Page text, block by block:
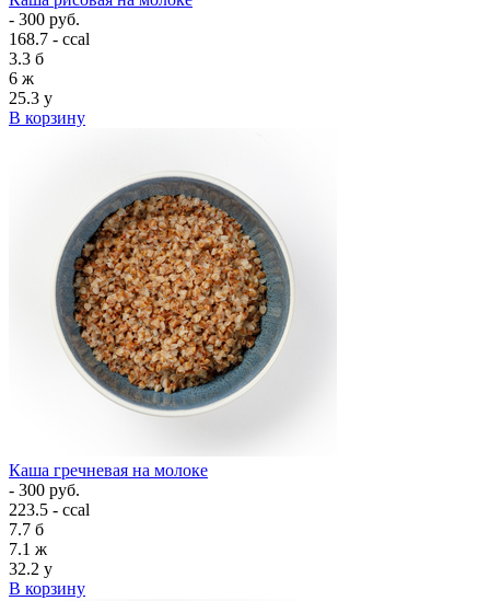
- 300 руб.
168.7 - ccal
3.3 б
6 ж
25.3 у
В корзину
Каша гречневая на молоке
- 300 руб.
223.5 - ccal
7.7 б
7.1 ж
32.2 у
В корзину